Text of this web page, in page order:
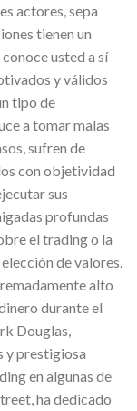
actores, sepa
tienen un
usted a sí
y válidos
tipo de
a tomar malas
sufren de
con objetividad
sus
profundas
el trading o la
de valores.
alto
durante el
Douglas,
y prestigiosa
en algunas de
ha dedicado